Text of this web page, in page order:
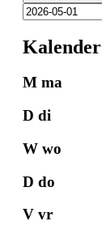
M ma
D di
W wo
D do
V vr